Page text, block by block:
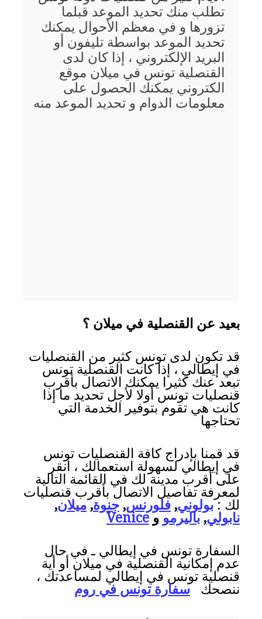
تطلب منك تحديد الموعد قبلما
تزورها و في معظم الأحوال يمكنك
تحديد الموعد بواسطة تليفون أو
البريد الإلكتروني ، إذا كان لدى
القنصلية تونس في ميلان موقع
الكتروني يمكنك الحصول على
معلومات الدوام و تحديد الموعد منه
بعيد عن القنصلية في ميلان ؟
قد تكون لدى تونس كثير من القنصليات
في إيطالي ، إذا كانت القنصلية تونس
تبعد عنك كثيرا يمكنك الاتصال بأقرب
قنصليات تونس أولا لأجل تحديد ما إذا
كانت هي تقوم بتوفير الخدمة التي
تحتاجها
قد قمنا بإدراج كافة القنصليات تونس
في إيطالي لسهولة استعمالك ، انقر
على أقرب مدينة لك في القائمة التالية
لمعرفة تفاصيل الاتصال بأقرب قنصليات
لك :بولوني,فلورنس,جنوة,ميلان,
نابولي,باليرمو وVenice
السفارة تونس في إيطالي ـ في حال
عدم إمكانية القنصلية في ميلان أو أية
قنصلية تونس في إيطالي لمساعدتك ،
ننصحكسفارة تونس في روم